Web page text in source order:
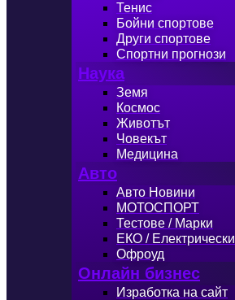
Тенис
Бойни спортове
Други спортове
Спортни прогнози
Наука
Земя
Космос
Животът
Човекът
Медицина
Авто
Авто Новини
МОТОСПОРТ
Тестове / Марки
ЕКО / Електрически
Офроуд
Онлайн бизнес
Изработка на сайт